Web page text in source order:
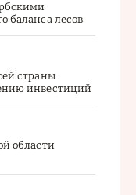
баланса лесов
страны
инвестиций
области